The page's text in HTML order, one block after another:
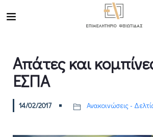
Απάτες και
ΕΣΠΑ
14/02/2017 Ανακοινώσεις -